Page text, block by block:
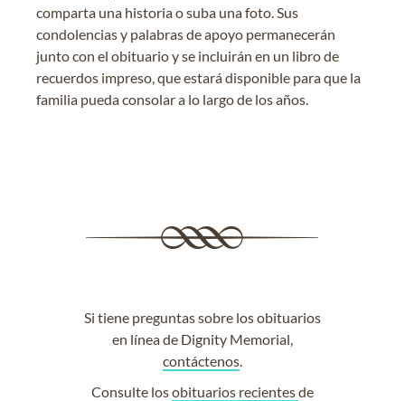
comparta una historia o suba una foto. Sus
condolencias y palabras de apoyo permanecerán
junto con el obituario y se incluirán en un libro de
recuerdos impreso, que estará disponible para que la
familia pueda consolar a lo largo de los años.
Si tiene preguntas sobre los obituarios
en línea de Dignity Memorial,
contáctenos.
Consulte losobituarios recientesde